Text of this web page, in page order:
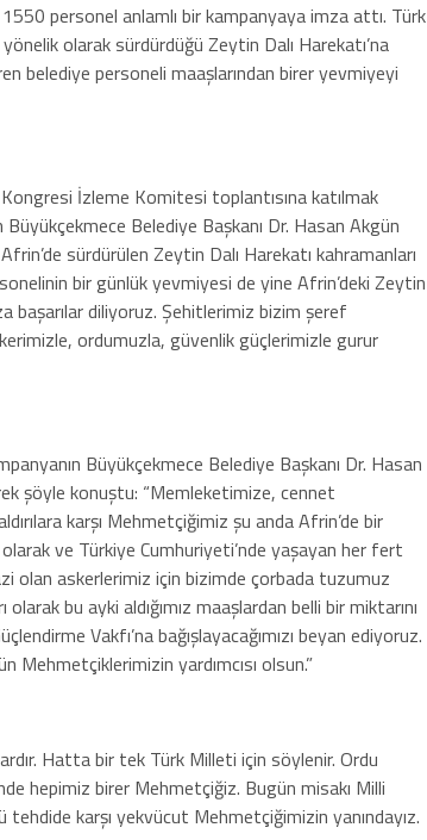
1550 personel anlamlı bir kampanyaya imza attı. Türk
olarak sürdürdüğü Zeytin Dalı Harekatı’na
belediye personeli maaşlarından birer yevmiyeyi
İzleme Komitesi toplantısına katılmak
Büyükçekmece Belediye Başkanı Dr. Hasan Akgün
sürdürülen Zeytin Dalı Harekatı kahramanları
bir günlük yevmiyesi de yine Afrin’deki Zeytin
başarılar diliyoruz. Şehitlerimiz bizim şeref
ordumuzla, güvenlik güçlerimizle gurur
Büyükçekmece Belediye Başkanı Dr. Hasan
şöyle konuştu: “Memleketimize, cennet
karşı Mehmetçiğimiz şu anda Afrin’de bir
ve Türkiye Cumhuriyeti’nde yaşayan her fert
olan askerlerimiz için bizimde çorbada tuzumuz
olarak bu ayki aldığımız maaşlardan belli bir miktarını
Vakfı’na bağışlayacağımızı beyan ediyoruz.
Mehmetçiklerimizin yardımcısı olsun.”
Hatta bir tek Türk Milleti için söylenir. Ordu
hepimiz birer Mehmetçiğiz. Bugün misakı Milli
tehdide karşı yekvücut Mehmetçiğimizin yanındayız.